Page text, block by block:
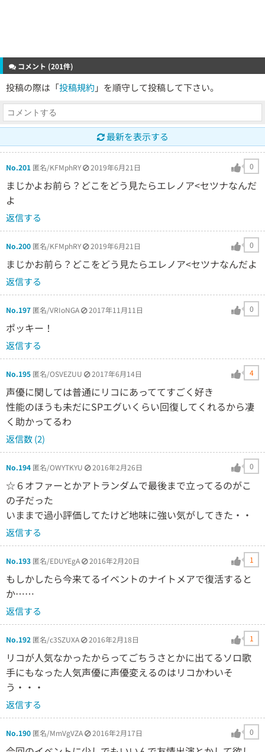
コメント (201件)
投稿の際は「投稿規約 」を順守して投稿して下さい。
最新を表示する
No.201 匿名/KFMphRY 2019年6月21日 0
まじかよお前ら？どこをどう見たらエレノア<セツナなんだ
よ
返信する
No.200 匿名/KFMphRY 2019年6月21日 0
まじかお前ら？どこをどう見たらエレノア<セツナなんだよ
返信する
No.197 匿名/VRIoNGA 2017年11月11日 0
ポッキー！
返信する
No.195 匿名/OSVEZUU 2017年6月14日 4
声優に関しては普通にリコにあっててすごく好き
性能のほうも未だにSPエグいくらい回復してくれるから凄
く助かってるわ
返信数 (2)
No.194 匿名/OWYTKYU 2016年2月26日 0
☆６オファーとかアトランダムで最後まで立ってるのがこ
の子だった
いままで過小評価してたけど地味に強い気がしてきた・・
返信する
No.193 匿名/EDUYEgA 2016年2月20日 1
もしかしたら今来てるイベントのナイトメアで復活すると
か……
返信する
No.192 匿名/c3SZUXA 2016年2月18日 1
リコが人気なかったからってごちうさとかに出てるソロ歌
手にもなった人気声優に声優変えるのはリコかわいそ
う・・・
返信する
No.190 匿名/MmVgVZA 2016年2月17日 0